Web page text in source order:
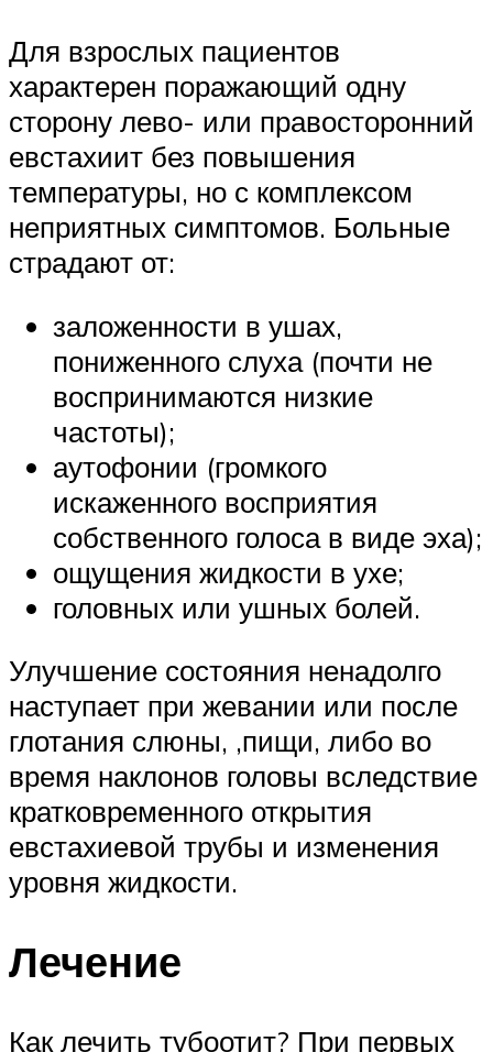
Для взрослых пациентов
характерен поражающий одну
сторону лево- или правосторонний
евстахиит без повышения
температуры, но с комплексом
неприятных симптомов. Больные
страдают от:
заложенности в ушах,
пониженного слуха (почти не
воспринимаются низкие
частоты);
аутофонии (громкого
искаженного восприятия
собственного голоса в виде эха);
ощущения жидкости в ухе;
головных или ушных болей.
Улучшение состояния ненадолго
наступает при жевании или после
глотания слюны, ,пищи, либо во
время наклонов головы вследствие
кратковременного открытия
евстахиевой трубы и изменения
уровня жидкости.
Лечение
Как лечить тубоотит? При первых